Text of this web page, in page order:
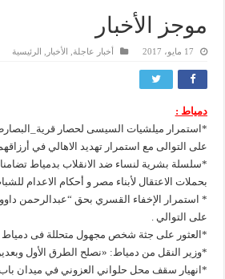
موجز الأخبار
17 مايو، 2017 أخبار عاجلة الأخبار الرئيسية
دمياط :
*استمرار ميلشيات السيسى لحصار قرية_البصارطة
على التوالى مع استمرار تهديد الاهالي في
*سلسلة بشرية لنساء ضد الانقلاب بدمياط تضامنا
بحملات الاعتقال لأبناء مصر و أحكام الاعدام
على التوالي .
*العثور على جثة شخص مجهول متحللة فى دمياط
*وزير النقل من دمياط: «نصلح الطرق الأول
*انهيار سقف محل حلواني العزوني في ميدان